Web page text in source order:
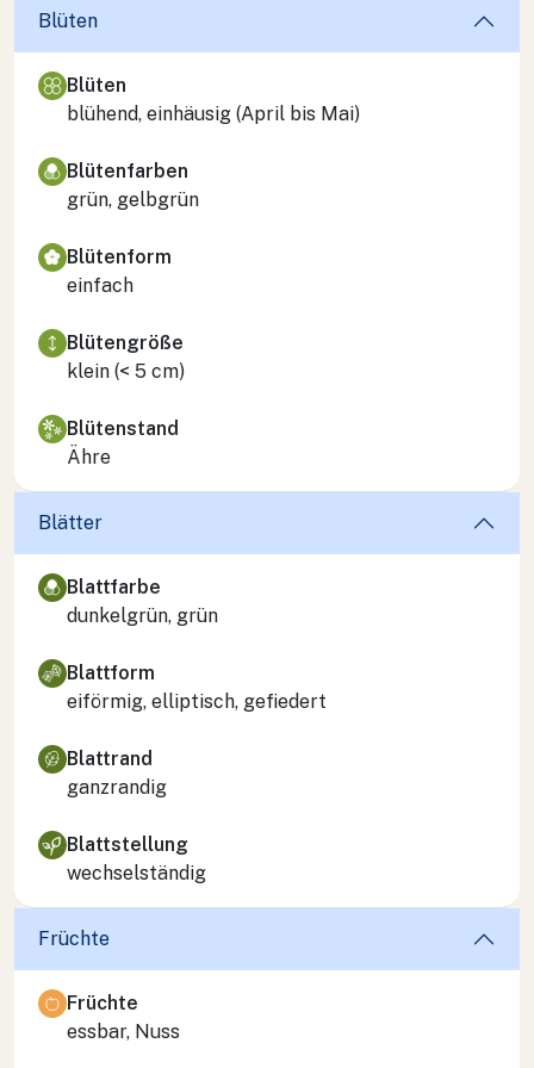
Blüten
Blüten
blühend, einhäusig (April bis Mai)
Blütenfarben
grün, gelbgrün
Blütenform
einfach
Blütengröße
klein (< 5 cm)
Blütenstand
Ähre
Blätter
Blattfarbe
dunkelgrün, grün
Blattform
eiförmig, elliptisch, gefiedert
Blattrand
ganzrandig
Blattstellung
wechselständig
Früchte
Früchte
essbar, Nuss